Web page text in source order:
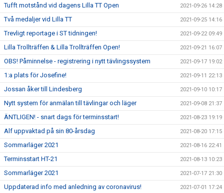
Tufft motstånd vid dagens Lilla TT Open 2021-09-26 14:28
Två medaljer vid Lilla TT 2021-09-25 14:16
Trevligt reportage i ST tidningen! 2021-09-22 09:49
Lilla Trollträffen & Lilla Trollträffen Open! 2021-09-21 16:07
OBS! Påminnelse - registrering i nytt tävlingssystem 2021-09-17 19:02
1:a plats för Josefine! 2021-09-11 22:13
Jossan åker till Lindesberg 2021-09-10 10:17
Nytt system för anmälan till tävlingar och läger 2021-09-08 21:37
ÄNTLIGEN! - snart dags för terminsstart! 2021-08-23 19:19
Alf uppvaktad på sin 80-årsdag 2021-08-20 17:15
Sommarläger 2021 2021-08-16 22:41
Terminsstart HT-21 2021-08-13 10:23
Sommarläger 2021 2021-07-17 21:30
Uppdaterad info med anledning av coronavirus! 2021-07-01 17:24